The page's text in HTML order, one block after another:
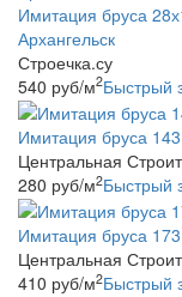
Имитация бруса
Архангельск
Строечка.су
540 руб/м2Быстрый
Имитация бруса
Центральная
280 руб/м2Быстрый
Имитация бруса
Центральная
410 руб/м2Быстрый